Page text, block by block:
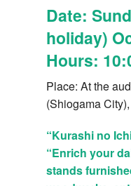
Date:
holiday)
Hours:
Place: At the
(Shiogama
“Kurashi no
“Enrich your
stands